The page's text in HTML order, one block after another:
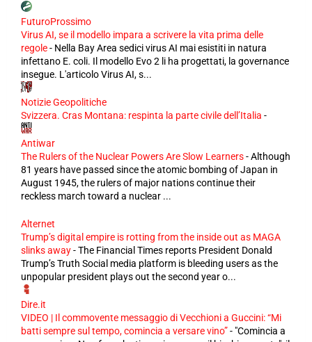
FuturoProssimo
Virus AI, se il modello impara a scrivere la vita prima delle
regole- Nella Bay Area sedici virus AI mai esistiti in natura
infettano E. coli. Il modello Evo 2 li ha progettati, la governance
insegue. L'articolo Virus AI, s...
Notizie Geopolitiche
Svizzera. Cras Montana: respinta la parte civile dell’Italia -
Antiwar
The Rulers of the Nuclear Powers Are Slow Learners-Although
81 years have passed since the atomic bombing of Japan in
August 1945, the rulers of major nations continue their
reckless march toward a nuclear ...
Alternet
Trump’s digital empire is rotting from the inside out as MAGA
slinks away-The Financial Times reports President Donald
Trump’s Truth Social media platform is bleeding users as the
unpopular president plays out the second year o...
Dire.it
VIDEO | Il commovente messaggio di Vecchioni a Guccini: “Mi
batti sempre sul tempo, comincia a versare vino”- "Comincia a